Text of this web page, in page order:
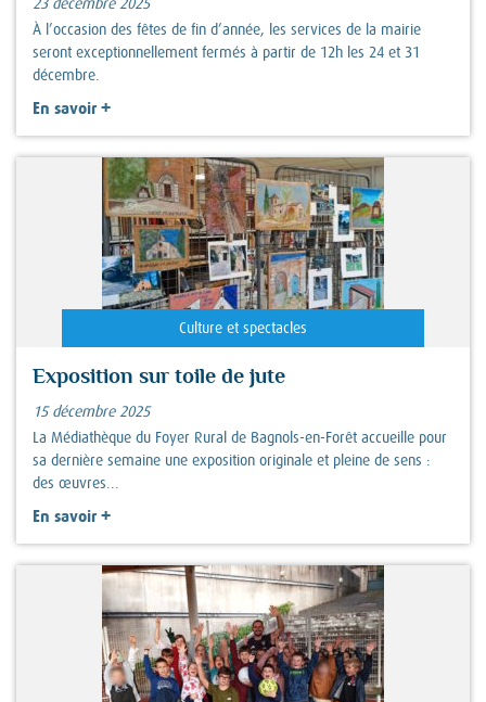
À l’occasion des fêtes de fin d’année, les services de la mairie
seront exceptionnellement fermés à partir de 12h les 24 et 31
décembre.
En savoir +
Culture et spectacles
Exposition sur toile de jute
15 décembre 2025
La Médiathèque du Foyer Rural de Bagnols-en-Forêt accueille pour
sa dernière semaine une exposition originale et pleine de sens :
des œuvres...
En savoir +